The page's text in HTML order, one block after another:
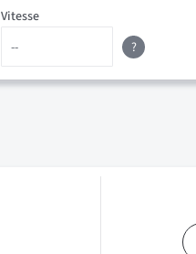
Vitesse
?